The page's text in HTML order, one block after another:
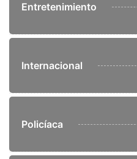
Entretenimiento
Internacional
Policíaca